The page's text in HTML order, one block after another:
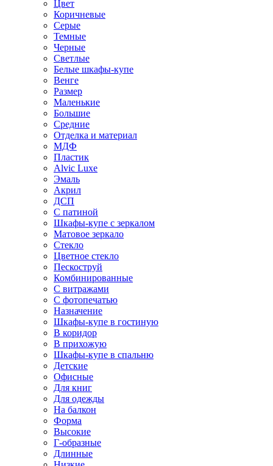
Цвет
Коричневые
Серые
Темные
Черные
Светлые
Белые шкафы-купе
Венге
Размер
Маленькие
Большие
Средние
Отделка и материал
МДФ
Пластик
Alvic Luxe
Эмаль
Акрил
ДСП
С патиной
Шкафы-купе с зеркалом
Матовое зеркало
Стекло
Цветное стекло
Пескоструй
Комбинированные
С витражами
С фотопечатью
Назначение
Шкафы-купе в гостиную
В коридор
В прихожую
Шкафы-купе в спальню
Детские
Офисные
Для книг
Для одежды
На балкон
Форма
Высокие
Г-образные
Длинные